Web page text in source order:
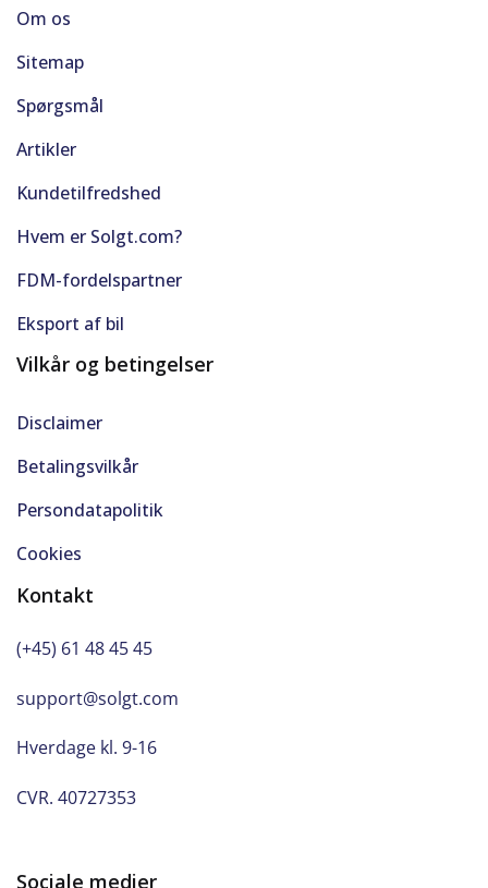
Om os
Sitemap
Spørgsmål
Artikler
Kundetilfredshed
Hvem er Solgt.com?
FDM-fordelspartner
Eksport af bil
Vilkår og betingelser
Disclaimer
Betalingsvilkår
Persondatapolitik
Cookies
Kontakt
(+45) 61 48 45 45
support@solgt.com
Hverdage kl. 9-16
CVR. 40727353
Sociale medier